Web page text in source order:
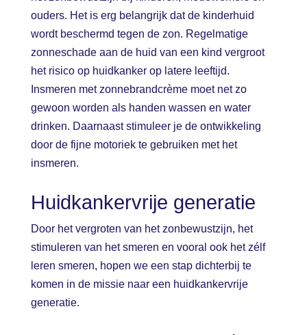
ouders. Het is erg belangrijk dat de kinderhuid
wordt beschermd tegen de zon. Regelmatige
zonneschade aan de huid van een kind vergroot
het risico op huidkanker op latere leeftijd.
Insmeren met zonnebrandcrème moet net zo
gewoon worden als handen wassen en water
drinken. Daarnaast stimuleer je de ontwikkeling
door de fijne motoriek te gebruiken met het
insmeren.
Huidkankervrije generatie
Door het vergroten van het zonbewustzijn, het
stimuleren van het smeren en vooral ook het zélf
leren smeren, hopen we een stap dichterbij te
komen in de missie naar een huidkankervrije
generatie.